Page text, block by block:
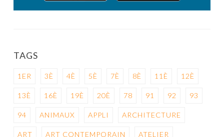
TAGS
1ER 3È 4È 5È 7È 8È 11È 12È
13È 16È 19È 20È 78 91 92 93
94 ANIMAUX APPLI ARCHITECTURE
ART ART CONTEMPORAIN ATELIER